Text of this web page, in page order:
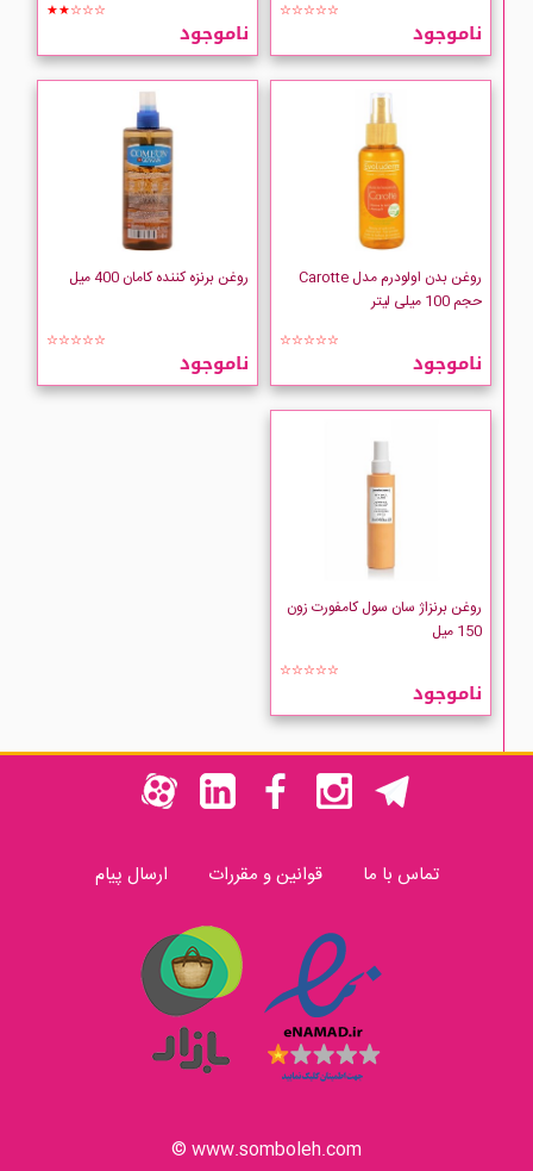
☆☆☆☆☆
ناموجود
★★☆☆☆
ناموجود
روغن بدن اولودرم مدل Carotte
حجم 100 میلی لیتر
☆☆☆☆☆
ناموجود
روغن برنزه کننده کامان 400 میل
☆☆☆☆☆
ناموجود
روغن برنزاژ سان سول کامفورت زون
150 میل
☆☆☆☆☆
ناموجود
تماس با ما قوانین و مقررات ارسال پیام
www.somboleh.com ©